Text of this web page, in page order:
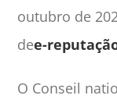
outubro de
dee-
O Conseil